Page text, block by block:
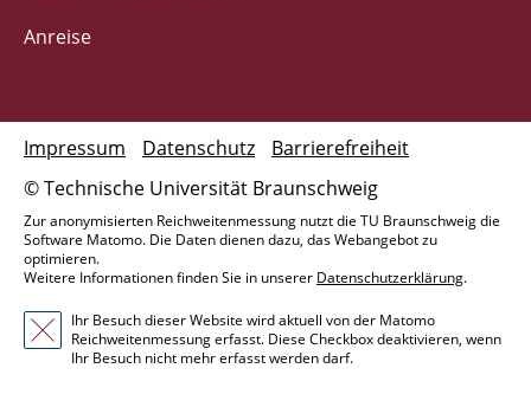
Anreise
© Technische Universität Braunschweig
Impressum Datenschutz Barrierefreiheit
Zur anonymisierten Reichweitenmessung nutzt die TU Braunschweig die
Software Matomo. Die Daten dienen dazu, das Webangebot zu
optimieren.
Weitere Informationen finden Sie in unserer Datenschutzerklärung.
Ihr Besuch dieser Website wird aktuell von der Matomo
Reichweitenmessung erfasst. Diese Checkbox deaktivieren, wenn
Ihr Besuch nicht mehr erfasst werden darf.